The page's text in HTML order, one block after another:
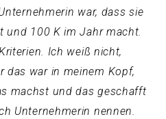
war, dass sie
und 100 K im Jahr macht.
Ich weiß nicht,
das war in meinem Kopf,
machst und das geschafft
Unternehmerin nennen.